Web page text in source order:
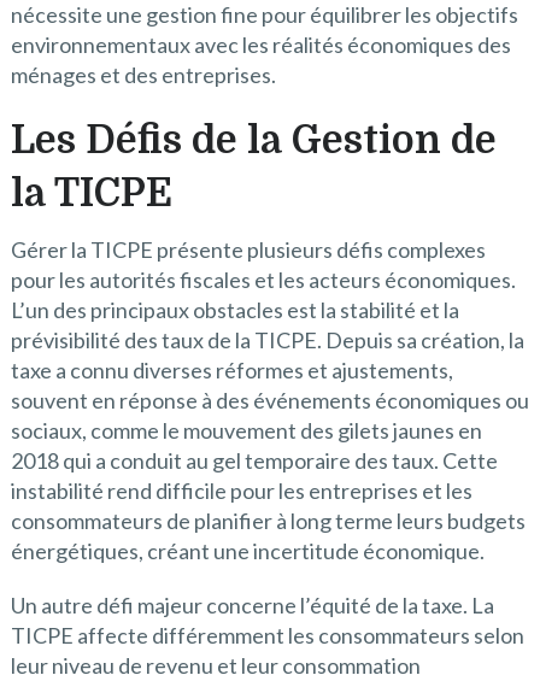
nécessite une gestion fine pour équilibrer les objectifs
environnementaux avec les réalités économiques des
ménages et des entreprises.
Les Défis de la Gestion de
la TICPE
Gérer la TICPE présente plusieurs défis complexes
pour les autorités fiscales et les acteurs économiques.
L’un des principaux obstacles est la stabilité et la
prévisibilité des taux de la TICPE. Depuis sa création, la
taxe a connu diverses réformes et ajustements,
souvent en réponse à des événements économiques ou
sociaux, comme le mouvement des gilets jaunes en
2018 qui a conduit au gel temporaire des taux. Cette
instabilité rend difficile pour les entreprises et les
consommateurs de planifier à long terme leurs budgets
énergétiques, créant une incertitude économique.
Un autre défi majeur concerne l’équité de la taxe. La
TICPE affecte différemment les consommateurs selon
leur niveau de revenu et leur consommation